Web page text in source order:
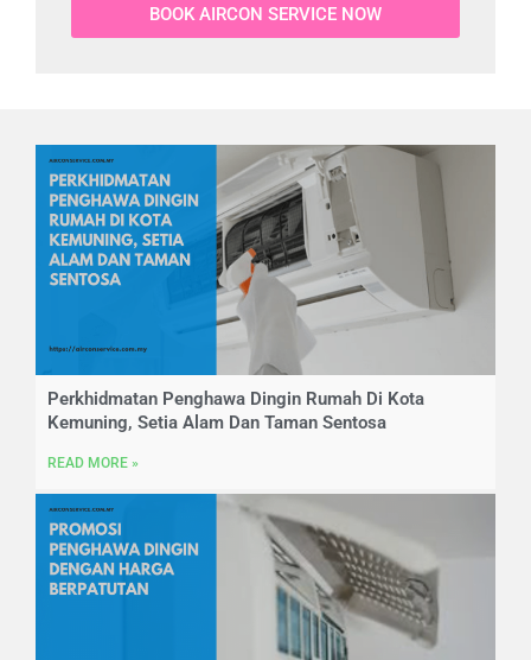
BOOK AIRCON SERVICE NOW
Perkhidmatan Penghawa Dingin Rumah Di Kota
Kemuning, Setia Alam Dan Taman Sentosa
READ MORE »